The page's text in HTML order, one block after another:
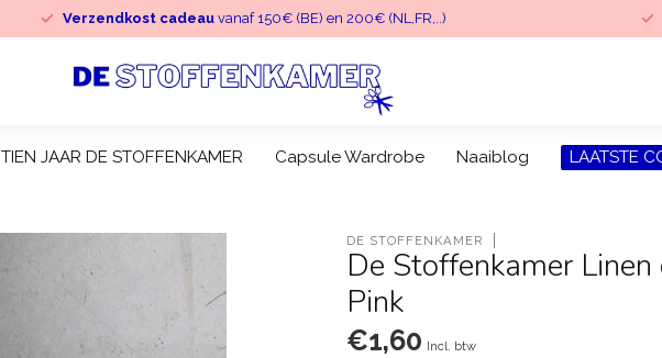
Verzendkost cadeauvanaf 150€ (BE) en 200€ (NL,FR,..)
TIEN JAAR DE STOFFENKAMER Capsule Wardrobe Naaiblog LAATSTE
DE STOFFENKAMER
De Stoffenkamer
Pink
€1,60 Incl. btw